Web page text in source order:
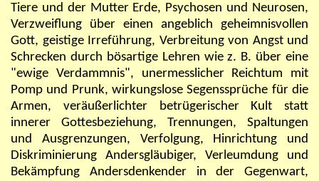
Tiere und der Mutter Erde, Psychosen und Neurosen,
Verzweiflung über einen angeblich geheimnisvollen
Gott, geistige Irreführung, Verbreitung von Angst und
Schrecken durch bösartige Lehren wie z. B. über eine
"ewige Verdammnis", unermesslicher Reichtum mit
Pomp und Prunk, wirkungslose Segenssprüche für die
Armen, veräußerlichter betrügerischer Kult statt
innerer Gottesbeziehung, Trennungen, Spaltungen
und Ausgrenzungen, Verfolgung, Hinrichtung und
Diskriminierung Andersgläubiger, Verleumdung und
Bekämpfung Andersdenkender in der Gegenwart,